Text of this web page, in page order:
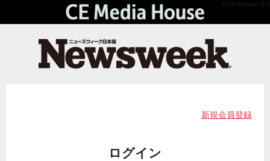
API Version 2.0
新規会員登録
ログイン